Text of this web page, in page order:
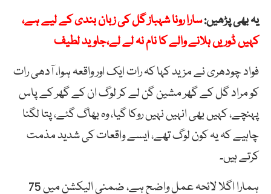
یہ بھی پڑھیں:سارا رونا شہباز گل کی زبان بندی کے لیے ہے،
کہیں ڈوریں ہلانے والے کا نام نہ لے لے،جاوید لطیف
فواد چودھری نے مزید کہا کہ رات ایک اور واقعہ ہوا، آدھی رات
کو مراد گل کے گھر مشین گن لے کر لوگ ان کے گھر کے پاس
پہنچے، کہیں بھی انہیں نہیں روکا گیا، وہ بھاگ گئے، پتا لگنا
چاہیے کہ یہ کون لوگ تھے، ایسے واقعات کی شدید مذمت
کرتے ہیں۔
ہمارا اگلا لائحہ عمل واضح ہے، ضمنی الیکشن میں 75